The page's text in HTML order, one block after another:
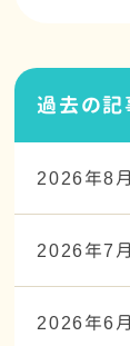
過去の記
2026年8
2026年7
2026年6